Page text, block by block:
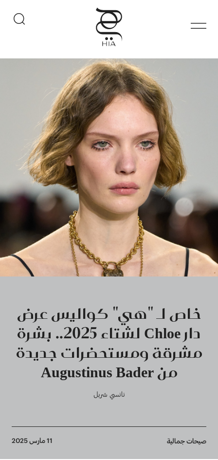
خاص لـ "هي" كواليس عرض
دار Chloe لشتاء 2025.. بشرة
مشرقة ومستحضرات جديدة
من Augustinus Bader
نانسي شربل
Breadcrumb
صيحات جمالية 11 مارس 2025